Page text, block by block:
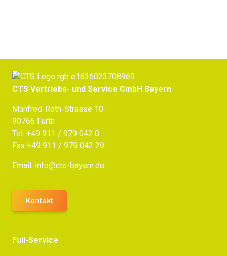
CTS Vertriebs- und Service GmbH Bayern
Manfred-Roth-Strasse 10
90766 Fürth
Tel. +49 911 / 979 042 0
Fax +49 911 / 979 042 29
Email: info@cts-bayern.de
Kontakt
Full-Service